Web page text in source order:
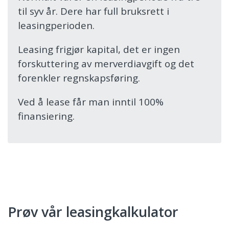
til syv år. Dere har full bruksrett i
leasingperioden.
Leasing frigjør kapital, det er ingen
forskuttering av merverdiavgift og det
forenkler regnskapsføring.
Ved å lease får man inntil 100%
finansiering.
Prøv vår leasingkalkulator